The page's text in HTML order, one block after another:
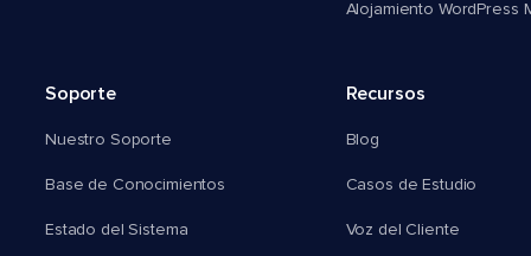
Alojamiento WordPress
Soporte
Nuestro Soporte
Base de Conocimientos
Estado del Sistema
Recursos
Blog
Casos de Estudio
Voz del Cliente